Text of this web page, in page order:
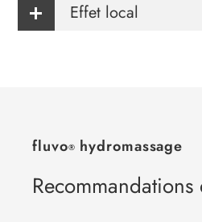
Effet local
fluvo® hydromassage
Recommandations